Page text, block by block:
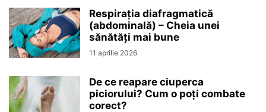
Respirația diafragmatică
(abdominală) – Cheia unei
sănătăți mai bune
11 aprilie 2026
De ce reapare ciuperca
piciorului? Cum o poți combate
corect?